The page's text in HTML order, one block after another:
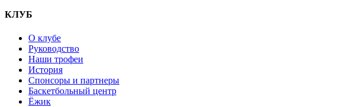
КЛУБ
О клубе
Руководство
Наши трофеи
История
Спонсоры и партнеры
Баскетбольный центр
Ёжик